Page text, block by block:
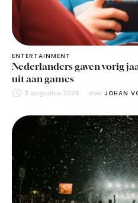
ENTERTAINMENT
Nederlanders gaven vorig
uit aan games
3 augustus 2026 door JOHAN